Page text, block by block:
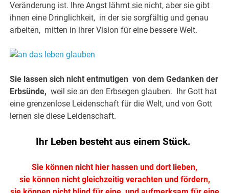
Veränderung ist. Ihre Angst lähmt sie nicht, aber sie gibt
ihnen eine Dringlichkeit, in der sie sorgfältig und genau
arbeiten, mitten in ihrer Vision für eine bessere Welt.
Sie lassen sich nicht entmutigen von dem Gedanken der
Erbsünde, weil sie an den Erbsegen glauben. Ihr Gott hat
eine grenzenlose Leidenschaft für die Welt, und von Gott
lernen sie diese Leidenschaft.
Ihr Leben besteht aus einem Stück.
Sie können nicht hier hassen und dort lieben,
sie können nicht gleichzeitig verachten und fördern,